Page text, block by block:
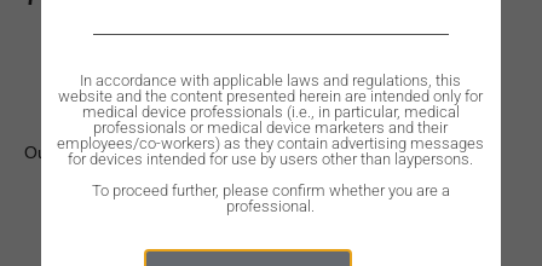
Out of stock
In accordance with applicable laws and regulations, this
website and the content presented herein are intended only for
medical device professionals (i.e., in particular, medical
professionals or medical device marketers and their
employees/co-workers) as they contain advertising messages
for devices intended for use by users other than laypersons.
To proceed further, please confirm whether you are a
professional.